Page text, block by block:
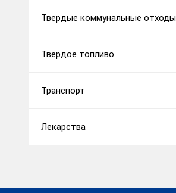
Твердые коммунальные отходы
Твердое топливо
Транспорт
Лекарства